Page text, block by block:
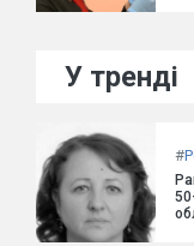
У тренді
#